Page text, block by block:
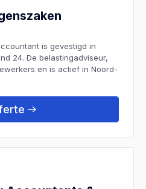
is gevestigd in
24. De belastingadviseur,
en is actief in Noord-